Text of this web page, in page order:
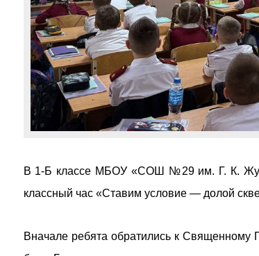
В 1-Б классе МБОУ «СОШ №29 им. Г. К.
классный час «Ставим условие — долой
Вначале ребята обратились к